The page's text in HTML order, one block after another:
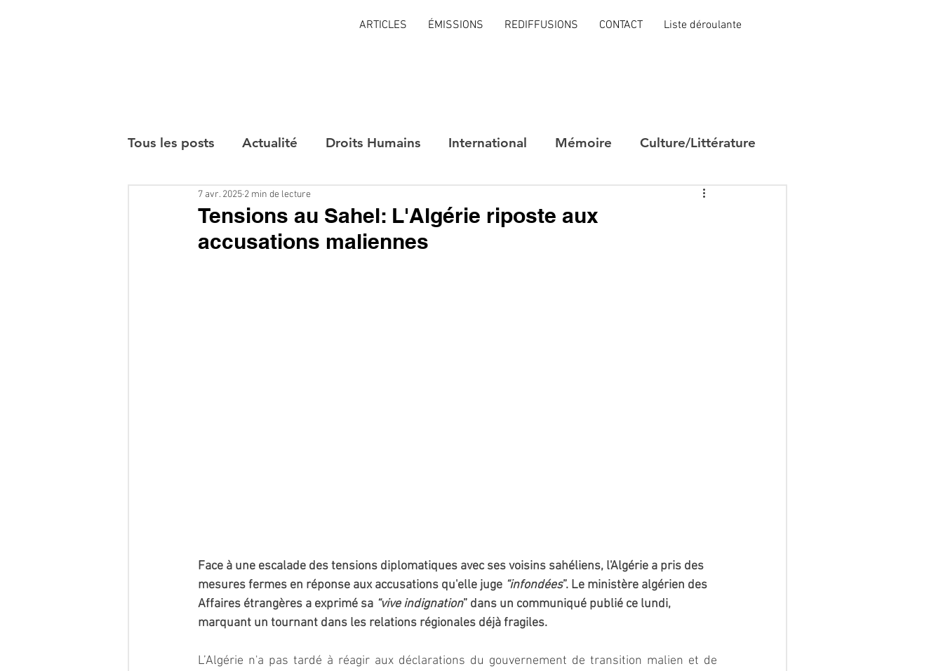
ARTICLES ÉMISSIONS REDIFFUSIONS CONTACT Liste déroulante
Tous les posts Actualité Droits Humains International Mémoire Culture/Littérature
Interviews
Tensions au Sahel: L'Algérie riposte aux
accusations maliennes
7 avr. 2025 2 min de lecture
Face à une escalade des tensions diplomatiques avec ses voisins sahéliens, l'Algérie a pris des
mesures fermes en réponse aux accusations qu'elle juge “infondées”. Le ministère algérien des
Affaires étrangères a exprimé sa “vive indignation” dans un communiqué publié ce lundi,
marquant un tournant dans les relations régionales déjà fragiles.
L’Algérie n'a pas tardé à réagir aux déclarations du gouvernement de transition malien et de